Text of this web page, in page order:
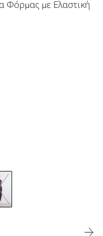
Φόρμας με Ελαστική